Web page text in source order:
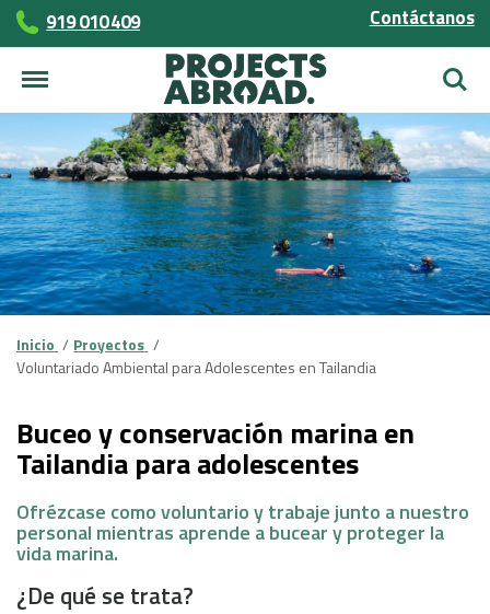
919 010 409 Contáctanos
Inicio
Proyectos
Voluntariado Ambiental para Adolescentes en Tailandia
Buceo y conservación marina en
Tailandia para adolescentes
Ofrézcase como voluntario y trabaje junto a nuestro
personal mientras aprende a bucear y proteger la
vida marina.
¿De qué se trata?